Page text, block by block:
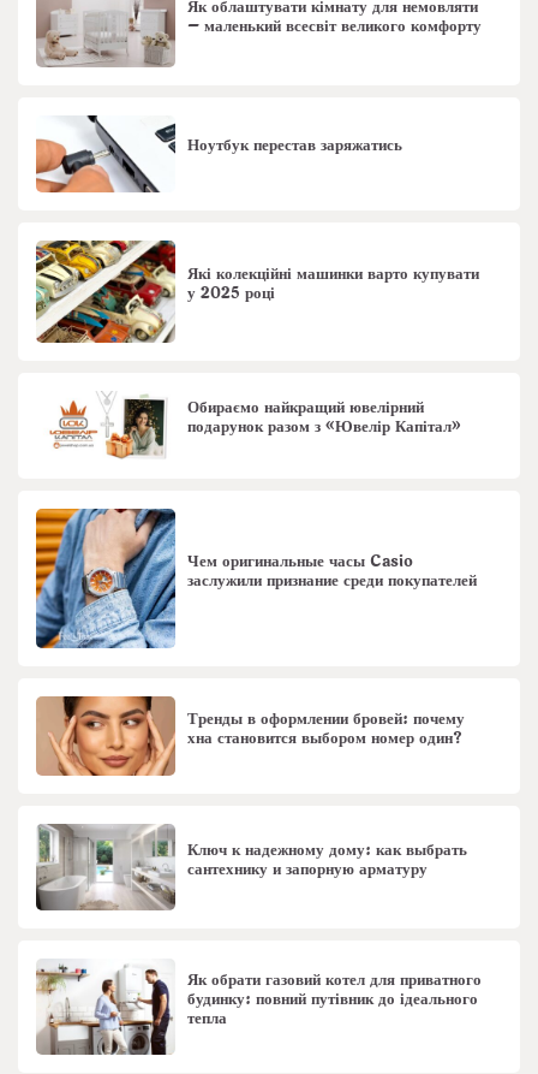
Як облаштувати кімнату для немовляти
– маленький всесвіт великого комфорту
Ноутбук перестав заряжатись
Які колекційні машинки варто купувати
у 2025 році
Обираємо найкращий ювелірний
подарунок разом з «Ювелір Капітал»
Чем оригинальные часы Casio
заслужили признание среди покупателей
Тренды в оформлении бровей: почему
хна становится выбором номер один?
Ключ к надежному дому: как выбрать
сантехнику и запорную арматуру
Як обрати газовий котел для приватного
будинку: повний путівник до ідеального
тепла